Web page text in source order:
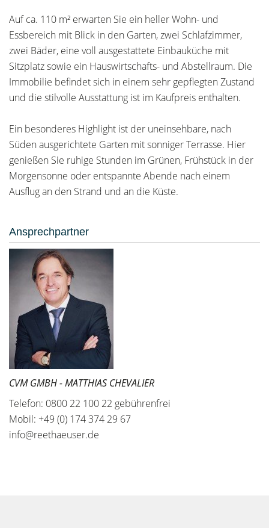
Auf ca. 110 m² erwarten Sie ein heller Wohn- und
Essbereich mit Blick in den Garten, zwei Schlafzimmer,
zwei Bäder, eine voll ausgestattete Einbauküche mit
Sitzplatz sowie ein Hauswirtschafts- und Abstellraum. Die
Immobilie befindet sich in einem sehr gepflegten Zustand
und die stilvolle Ausstattung ist im Kaufpreis enthalten.
Ein besonderes Highlight ist der uneinsehbare, nach
Süden ausgerichtete Garten mit sonniger Terrasse. Hier
genießen Sie ruhige Stunden im Grünen, Frühstück in der
Morgensonne oder entspannte Abende nach einem
Ausflug an den Strand und an die Küste.
Ansprechpartner
CVM GMBH - MATTHIAS CHEVALIER
Telefon: 0800 22 100 22 gebührenfrei
Mobil: +49 (0) 174 374 29 67
info@reethaeuser.de